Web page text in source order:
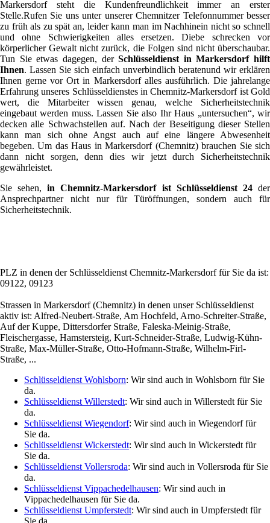
Markersdorf steht die Kundenfreundlichkeit immer an erster
Stelle.Rufen Sie uns unter unserer Chemnitzer Telefonnummer besser
zu früh als zu spät an, leider kann man im Nachhinein nicht so schnell
und ohne Schwierigkeiten alles ersetzen. Diebe schrecken vor
körperlicher Gewalt nicht zurück, die Folgen sind nicht überschaubar.
Tun Sie etwas dagegen, derSchlüsseldienst in Markersdorf hilft
Ihnen. Lassen Sie sich einfach unverbindlich beratenund wir erklären
Ihnen gerne vor Ort in Markersdorf alles ausführlich. Die jahrelange
Erfahrung unseres Schlüsseldienstes in Chemnitz-Markersdorf ist Gold
wert, die Mitarbeiter wissen genau, welche Sicherheitstechnik
eingebaut werden muss. Lassen Sie also Ihr Haus „untersuchen“, wir
decken alle Schwachstellen auf. Nach der Beseitigung dieser Stellen
kann man sich ohne Angst auch auf eine längere Abwesenheit
begeben. Um das Haus in Markersdorf (Chemnitz) brauchen Sie sich
dann nicht sorgen, denn dies wir jetzt durch Sicherheitstechnik
gewährleistet.
Sie sehen,in Chemnitz-Markersdorf ist Schlüsseldienst 24der
Ansprechpartner nicht nur für Türöffnungen, sondern auch für
Sicherheitstechnik.
PLZ in denen der Schlüsseldienst Chemnitz-Markersdorf für Sie da ist:
09122, 09123
Strassen in Markersdorf (Chemnitz) in denen unser Schlüsseldienst
aktiv ist: Alfred-Neubert-Straße, Am Hochfeld, Arno-Schreiter-Straße,
Auf der Kuppe, Dittersdorfer Straße, Faleska-Meinig-Straße,
Fleischergasse, Hamstersteig, Kurt-Schneider-Straße, Ludwig-Kühn-
Straße, Max-Müller-Straße, Otto-Hofmann-Straße, Wilhelm-Firl-
Straße, ...
Schlüsseldienst Wohlsborn: Wir sind auch in Wohlsborn für Sie
da.
Schlüsseldienst Willerstedt: Wir sind auch in Willerstedt für Sie
da.
Schlüsseldienst Wiegendorf: Wir sind auch in Wiegendorf für
Sie da.
Schlüsseldienst Wickerstedt: Wir sind auch in Wickerstedt für
Sie da.
Schlüsseldienst Vollersroda: Wir sind auch in Vollersroda für Sie
da.
Schlüsseldienst Vippachedelhausen: Wir sind auch in
Vippachedelhausen für Sie da.
Schlüsseldienst Umpferstedt: Wir sind auch in Umpferstedt für
Sie da.